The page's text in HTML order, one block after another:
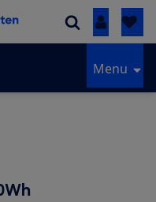
Inloggen
Menu